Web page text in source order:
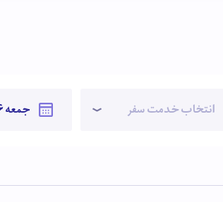
انتخاب خدمت سفر